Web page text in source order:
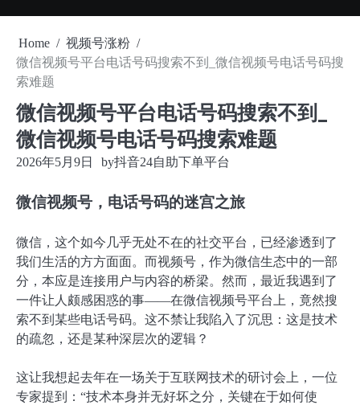
Home
视频号涨粉
微信视频号平台电话号码搜索不到_微信视频号电话号码搜
索难题
微信视频号平台电话号码搜索不到_
微信视频号电话号码搜索难题
2026年5月9日 by抖音24自助下单平台
微信视频号，电话号码的迷宫之旅
微信，这个如今几乎无处不在的社交平台，已经渗透到了
我们生活的方方面面。而视频号，作为微信生态中的一部
分，本应是连接用户与内容的桥梁。然而，最近我遇到了
一件让人颇感困惑的事——在微信视频号平台上，竟然搜
索不到某些电话号码。这不禁让我陷入了沉思：这是技术
的疏忽，还是某种深层次的逻辑？
这让我想起去年在一场关于互联网技术的研讨会上，一位
专家提到：“技术本身并无好坏之分，关键在于如何使